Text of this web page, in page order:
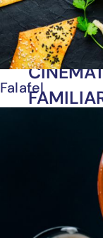
Ver post de
POR
Falafel